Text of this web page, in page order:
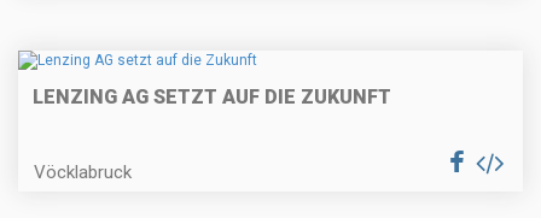
LENZING AG SETZT AUF DIE ZUKUNFT
Vöcklabruck